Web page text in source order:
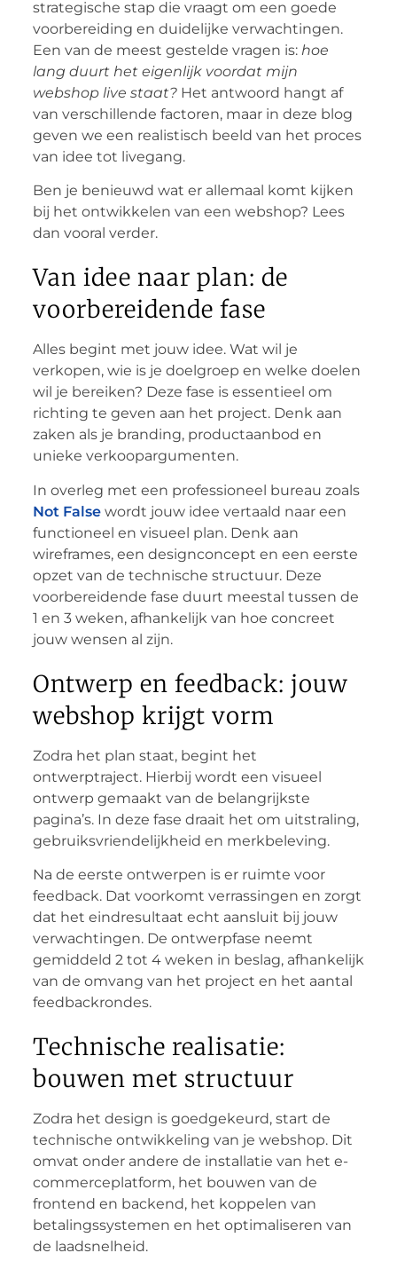
strategische stap die vraagt om een goede
voorbereiding en duidelijke verwachtingen.
Een van de meest gestelde vragen is: hoe
lang duurt het eigenlijk voordat mijn
webshop live staat?Het antwoord hangt af
van verschillende factoren, maar in deze blog
geven we een realistisch beeld van het proces
van idee tot livegang.
Ben je benieuwd wat er allemaal komt kijken
bij het ontwikkelen van een webshop? Lees
dan vooral verder.
Van idee naar plan: de
voorbereidende fase
Alles begint met jouw idee. Wat wil je
verkopen, wie is je doelgroep en welke doelen
wil je bereiken? Deze fase is essentieel om
richting te geven aan het project. Denk aan
zaken als je branding, productaanbod en
unieke verkoopargumenten.
In overleg met een professioneel bureau zoals
Not Falsewordt jouw idee vertaald naar een
functioneel en visueel plan. Denk aan
wireframes, een designconcept en een eerste
opzet van de technische structuur. Deze
voorbereidende fase duurt meestal tussen de
1 en 3 weken, afhankelijk van hoe concreet
jouw wensen al zijn.
Ontwerp en feedback: jouw
webshop krijgt vorm
Zodra het plan staat, begint het
ontwerptraject. Hierbij wordt een visueel
ontwerp gemaakt van de belangrijkste
pagina’s. In deze fase draait het om uitstraling,
gebruiksvriendelijkheid en merkbeleving.
Na de eerste ontwerpen is er ruimte voor
feedback. Dat voorkomt verrassingen en zorgt
dat het eindresultaat echt aansluit bij jouw
verwachtingen. De ontwerpfase neemt
gemiddeld 2 tot 4 weken in beslag, afhankelijk
van de omvang van het project en het aantal
feedbackrondes.
Technische realisatie:
bouwen met structuur
Zodra het design is goedgekeurd, start de
technische ontwikkeling van je webshop. Dit
omvat onder andere de installatie van het e-
commerceplatform, het bouwen van de
frontend en backend, het koppelen van
betalingssystemen en het optimaliseren van
de laadsnelheid.